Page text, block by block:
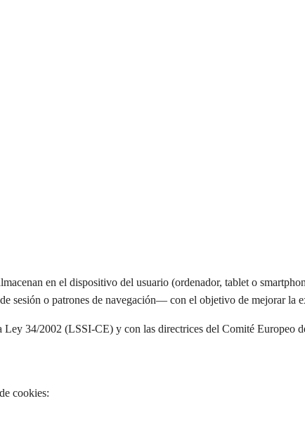
en el dispositivo del usuario (ordenador, tablet o
sesión o patrones de navegación— con el objetivo de mejorar la
34/2002 (LSSI-CE) y con las directrices del Comité Europeo
cookies: